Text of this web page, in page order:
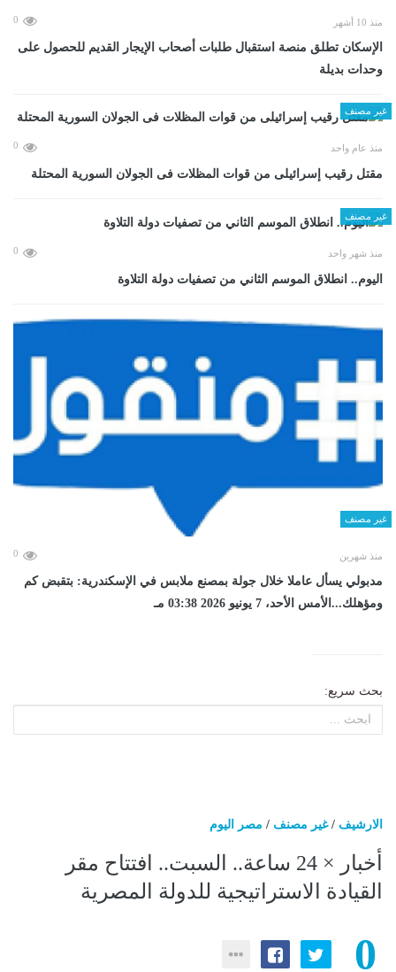
منذ 10 أشهر 0
الإسكان تطلق منصة استقبال طلبات أصحاب الإيجار القديم للحصول على
وحدات بديلة
غير مصنف
منذ عام واحد 0
مقتل رقيب إسرائيلى من قوات المظلات فى الجولان السورية المحتلة
غير مصنف
منذ شهر واحد 0
اليوم.. انطلاق الموسم الثاني من تصفيات دولة التلاوة
غير مصنف
منذ شهرين 0
مدبولي يسأل عاملا خلال جولة بمصنع ملابس في الإسكندرية: بتقبض كم
ومؤهلك...الأمس الأحد، 7 يونيو 2026 03:38 مـ
بحث سريع:
الارشيف /غير مصنف / مصر اليوم
أخبار × 24 ساعة.. السبت.. افتتاح مقر
القيادة الاستراتيجية للدولة المصرية
0